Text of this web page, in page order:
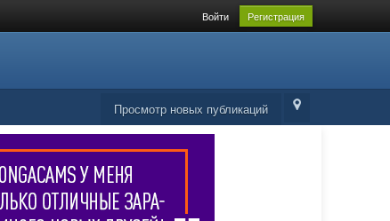
Войти Регистрация
Просмотр новых публикаций